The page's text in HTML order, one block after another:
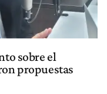
sobre el
propuestas